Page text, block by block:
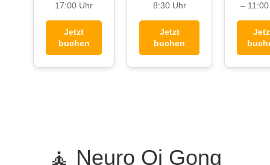
17:00 Uhr
Jetzt
buchen
8:30 Uhr
Jetzt
buchen
–
🧘 Neuro Qi Gong